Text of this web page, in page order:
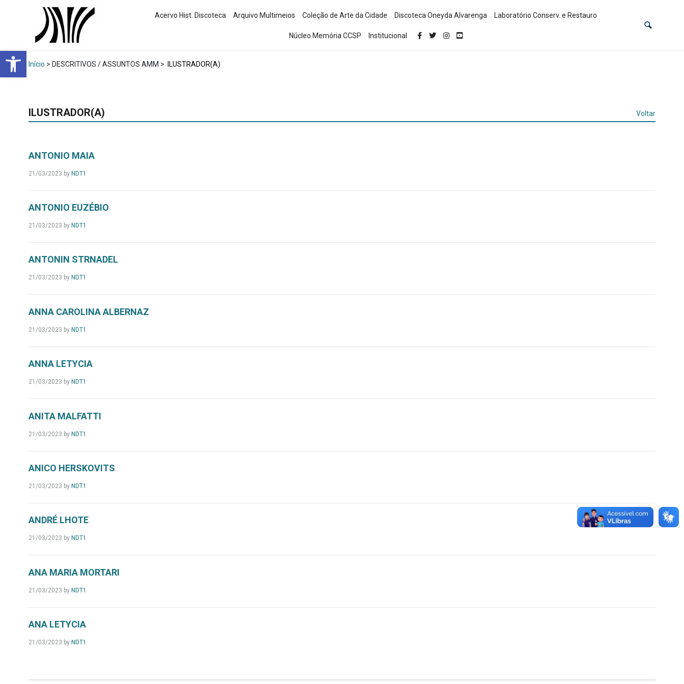
Abrir a barra de ferramentas
Acervo Hist. Discoteca Arquivo Multimeios Coleção de Arte da Cidade Discoteca Oneyda Alvarenga Laboratório Conserv. e Restauro
Núcleo Memória CCSP Institucional
Início > DESCRITIVOS / ASSUNTOS AMM > ILUSTRADOR(A)
ILUSTRADOR(A) Voltar
ANTONIO MAIA
21/03/2023 by NDT1
ANTONIO EUZÉBIO
21/03/2023 by NDT1
ANTONIN STRNADEL
21/03/2023 by NDT1
ANNA CAROLINA ALBERNAZ
21/03/2023 by NDT1
ANNA LETYCIA
21/03/2023 by NDT1
ANITA MALFATTI
21/03/2023 by NDT1
ANICO HERSKOVITS
21/03/2023 by NDT1
ANDRÉ LHOTE
21/03/2023 by NDT1
ANA MARIA MORTARI
21/03/2023 by NDT1
ANA LETYCIA
21/03/2023 by NDT1